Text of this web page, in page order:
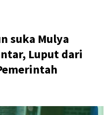
suka Mulya
Luput dari